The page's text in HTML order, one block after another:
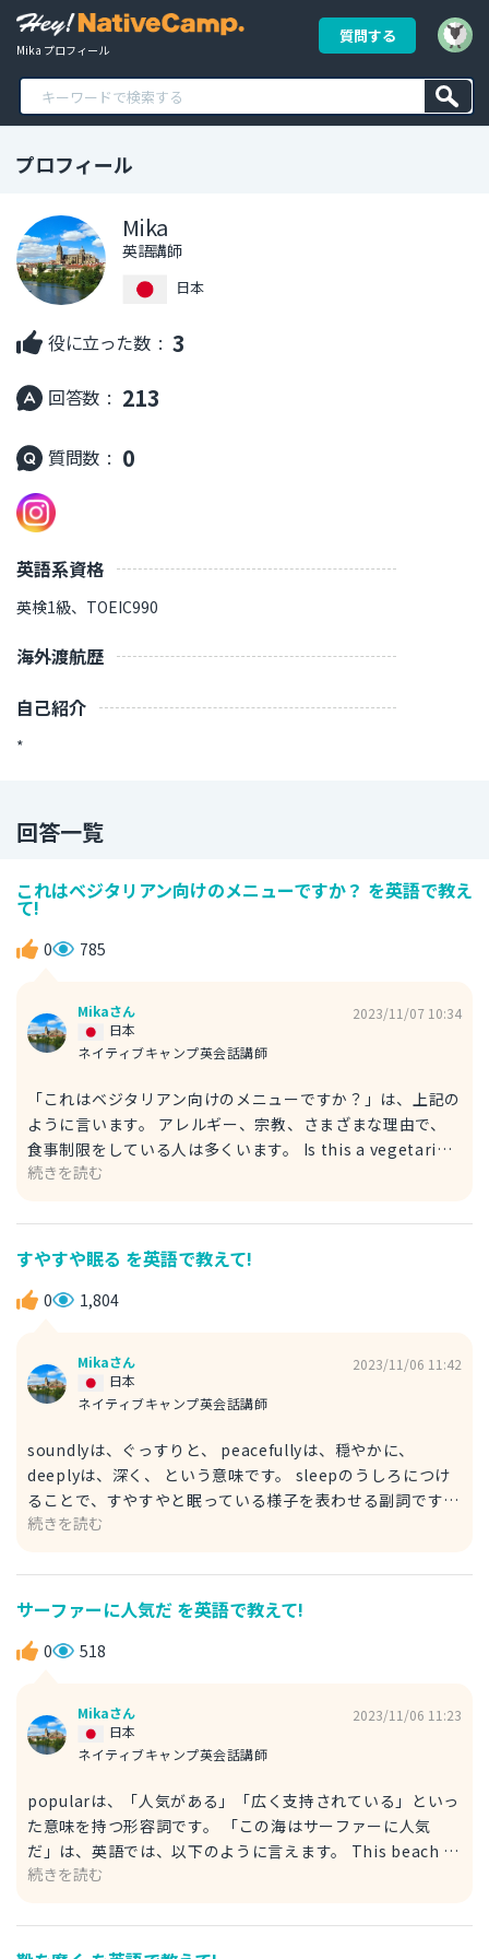
Mika プロフィール
質問する
プロフィール
Mika
英語講師
日本
役に立った数 : 3
回答数 : 213
質問数 : 0
英語系資格
英検1級、TOEIC990
海外渡航歴
自己紹介
*
回答一覧
これはベジタリアン向けのメニューですか？ を英語で教え
て!
0 785
Mikaさん
ネイティブキャンプ英会話講師
日本
2023/11/07 10:34
「これはベジタリアン向けのメニューですか？」は、上記の
ように言います。 アレルギー、宗教、さまざまな理由で、
食事制限をしている人は多くいます。 Is this a vegetarian
menu?のvegetarianの部分を他の単語に変えることで、 特
this a vegan menu? （これはヴィーガンメニューです
か？） Is this a halal menu? （これはハラルメニューです
か？） Is this a gluten-free menu? （これはグルテンフリ
ーのメニューですか？） Is this a dairy-free menu? （こ
含まれていないことを示す接尾辞です。 nut-free：ナッツ
不使用の sugar-free：砂糖の入っていない
続きを読む
すやすや眠る を英語で教えて!
0 1,804
Mikaさん
ネイティブキャンプ英会話講師
日本
2023/11/06 11:42
soundlyは、ぐっすりと、 peacefullyは、穏やかに、
deeplyは、深く、 という意味です。 sleepのうしろにつけ
ることで、すやすやと眠っている様子を表わせる副詞です。
「すやすや眠って気持ちよさそう」を英語で言うと、次のよ
soundly. （とても気持ちよさそうに、ぐっすり眠ってい
る。） Your baby is sleeping so peacefully and looks
so comfortable. （赤ちゃんはとても安らかに眠ってい
て、とても気持ち良さそう。） He sleeps deeply and
子を表わせます。 Your little one is sound asleep and
looks so comfortable. （お子さんはぐっすり眠ってい
続きを読む
サーファーに人気だ を英語で教えて!
0 518
Mikaさん
ネイティブキャンプ英会話講師
日本
2023/11/06 11:23
popularは、「人気がある」「広く支持されている」といっ
た意味を持つ形容詞です。 「この海はサーファーに人気
だ」は、英語では、以下のように言えます。 This beach is
popular among surfers. （このビーチはサーファーに人気
このビーチが大好きだ。） Surfers are drawn to this
coastline. （サーファーたちはこの海岸線に惹きつけられ
続きを読む